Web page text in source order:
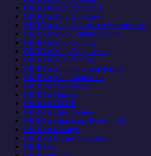
ОКНО в Мир Природы
ОКНО в Мир Проблем
ОКНО в Мир Рекламы и Маркетинга
ОКНО в Мир Сердца и Души
ОКНО в Мир Спорта
ОКНО в Мир Творчества
ОКНО в Мир Успеха
ОКНО в Мир Флоры и Фауны
ОКНО в Мир Экологии
ОКНО в Настоящее
ОКНО в Никуда
ОКНО в ПИАР
ОКНО в Прекрасное
ОКНО в Просторы Вселенной
ОКНО в Социум
ОКНО в Сферу Обитания
ОКНО В…